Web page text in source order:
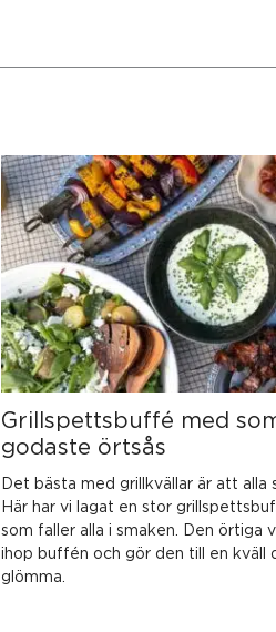
Grillspettsbuffé med
godaste örtsås
Det bästa med grillkvällar är att alla
Här har vi lagat en stor
som faller alla i smaken. Den örtiga
ihop buffén och gör den till en kväll
glömma.